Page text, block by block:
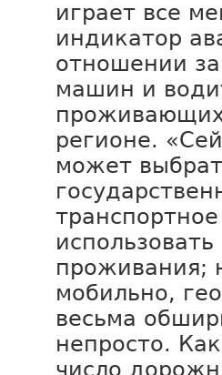
играет все
индикатор
отношении
машин и
регионе.
может
проживания;
мобильно,
весьма
непросто.
число